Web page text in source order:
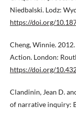
Niedbalski. Lodz:
https://doi.org/
Cheng, Winnie.
Action. London:
https://doi.org/
Clandinin, Jean D.
of narrative inquiry: